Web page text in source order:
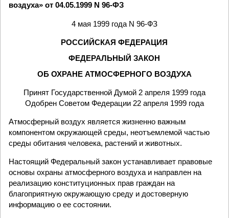
воздуха» от 04.05.1999 N 96-ФЗ
4 мая 1999 года N 96-ФЗ
РОССИЙСКАЯ ФЕДЕРАЦИЯ
ФЕДЕРАЛЬНЫЙ ЗАКОН
ОБ ОХРАНЕ АТМОСФЕРНОГО ВОЗДУХА
Принят Государственной Думой 2 апреля 1999 года
Одобрен Советом Федерации 22 апреля 1999 года
Атмосферный воздух является жизненно важным
компонентом окружающей среды, неотъемлемой частью
среды обитания человека, растений и животных.
Настоящий Федеральный закон устанавливает правовые
основы охраны атмосферного воздуха и направлен на
реализацию конституционных прав граждан на
благоприятную окружающую среду и достоверную
информацию о ее состоянии.